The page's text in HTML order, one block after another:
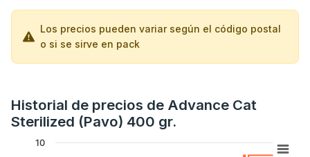
Los precios pueden variar según el código postal
o si se sirve en pack
Historial de precios de Advance Cat
Sterilized (Pavo) 400 gr.
10